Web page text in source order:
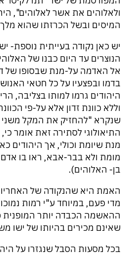
ולאלוהים את אשר לאלוהים",
המיסים ובשל הכרזתו שהוא מלך
יש כאן נקודה בעייתית נוספת-
הנוצרים עד היום כבנו של
אל האדמה על-מנת שבסופו של
בדמו ובפצעיו על כל חטאי
היהודים גרמו למותו בצליבה,
וללא כוונת זדון אלא על-פי
שנקרא "להחזיק את המקל משני
התיאולוגי לסתירה זאת אומר
מנת שיומת וכולי, אך היהודים
מומת ולא בבר-אבא, ראו בו אדם
בן- האלוהים).
האמת היא שהנקודה של
מדי פעם, במיוחד ע"י רמות
ההאשמה הכבדה יותר המופנית
שאינם מכירים בהיותו של ישו
בכל מסעות הסבל שנגזרו על